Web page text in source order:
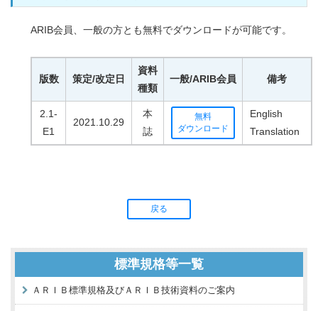
ARIB会員、一般の方とも無料でダウンロードが可能です。
版数 策定/改定日
資料
種類
一般/ARIB会員 備考
2.1-
E1
2021.10.29
本
誌
無料
ダウンロード
English
Translation
戻る
標準規格等一覧
ＡＲＩＢ標準規格及びＡＲＩＢ技術資料のご案内